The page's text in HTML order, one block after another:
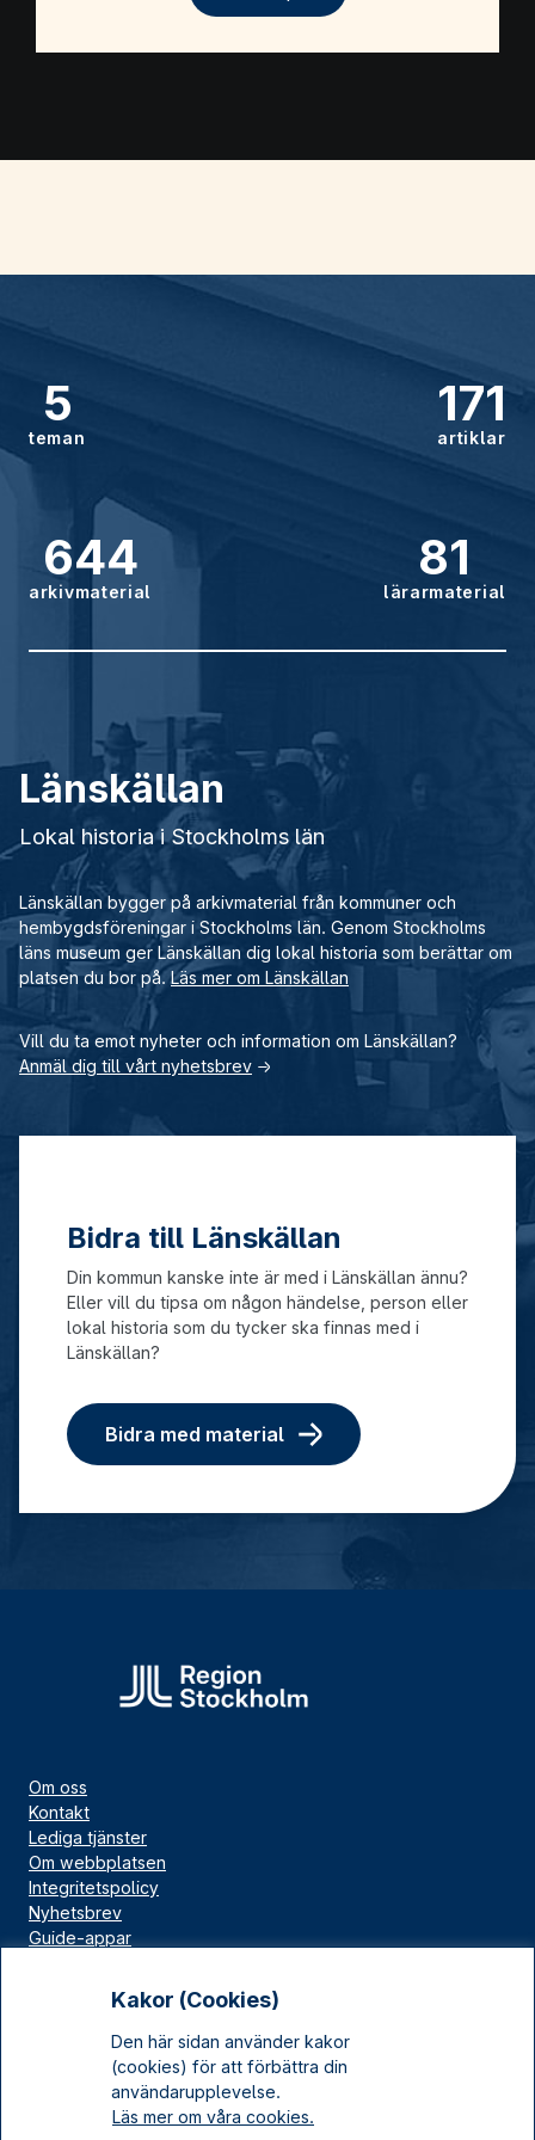
Kakor (Cookies)
Den här sidan använder kakor
(cookies) för att förbättra din
användarupplevelse.
Läs mer om våra cookies.
5
teman
171
artiklar
644
arkivmaterial
81
lärarmaterial
Länskällan
Lokal historia i Stockholms län
Länskällan bygger på arkivmaterial från kommuner och
hembygdsföreningar i Stockholms län. Genom Stockholms
läns museum ger Länskällan dig lokal historia som berättar om
platsen du bor på.Läs mer om Länskällan
Vill du ta emot nyheter och information om Länskällan?
Anmäl dig till vårt nyhetsbrev →
Bidra till Länskällan
Din kommun kanske inte är med i Länskällan ännu?
Eller vill du tipsa om någon händelse, person eller
lokal historia som du tycker ska finnas med i
Länskällan?
Bidra med material
Om oss
Kontakt
Lediga tjänster
Om webbplatsen
Integritetspolicy
Nyhetsbrev
Guide-appar
Kulturarv Stockholm
Sociala medier